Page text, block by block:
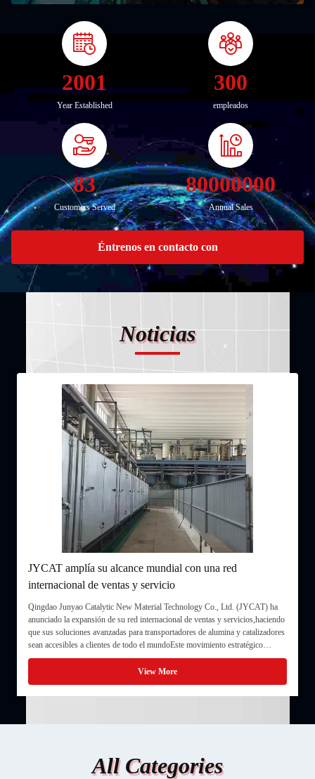
2001
Year Established
300
empleados
83
Customers Served
80000000
Annual Sales
Éntrenos en contacto con
Noticias
JYCAT amplía su alcance mundial con una red
internacional de ventas y servicio
Qingdao Junyao Catalytic New Material Technology Co., Ltd. (JYCAT) ha
anunciado la expansión de su red internacional de ventas y servicios,haciendo
que sus soluciones avanzadas para transportadores de alumina y catalizadores
sean accesibles a clientes de todo el mundoEste movimiento estratégico
subraya el compromiso de JYCAT de servir a la industria petroquímica global
y fomentar las colaboraciones internacionales.
View More
All Categories